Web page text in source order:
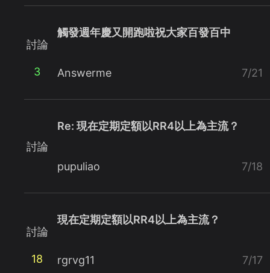
討論
3
觸發週年慶又開跑啦祝大家百發百中
Answerme 7/21
討論
Re: 現在定期定額以RR4以上為主流？
pupuliao 7/18
討論
18
現在定期定額以RR4以上為主流？
rgrvg11 7/17